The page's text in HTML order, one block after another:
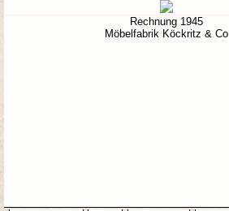
Rechnung 1945
Möbelfabrik Köckritz & Co